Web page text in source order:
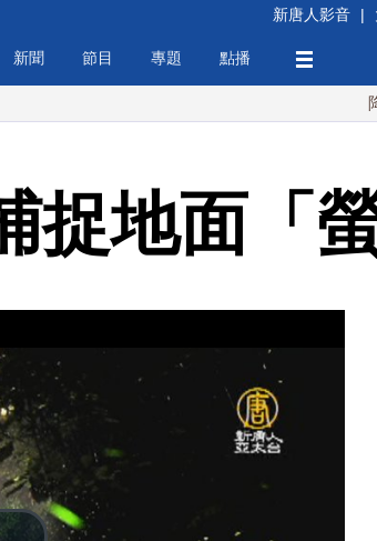
新唐人影音 |
新聞 節目 專題 點播
降低對中
捉地面「